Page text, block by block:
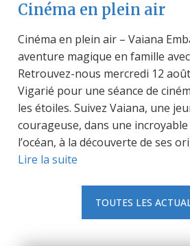
Cinéma en plein air
Cinéma en plein air – Vaiana
aventure magique en famille
Retrouvez-nous mercredi 12
Vigarié pour une séance de
les étoiles. Suivez Vaiana, une
courageuse, dans une
l’océan, à la découverte de ses
Lire la suite
TOUTES LES